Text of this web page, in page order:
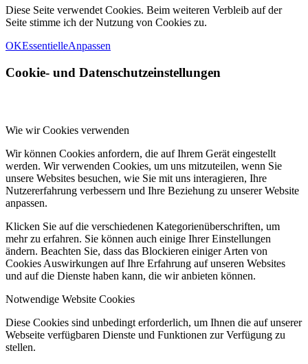
Diese Seite verwendet Cookies. Beim weiteren Verbleib auf der
Seite stimme ich der Nutzung von Cookies zu.
OKEssentielleAnpassen
Cookie- und Datenschutzeinstellungen
Wie wir Cookies verwenden
Wir können Cookies anfordern, die auf Ihrem Gerät eingestellt
werden. Wir verwenden Cookies, um uns mitzuteilen, wenn Sie
unsere Websites besuchen, wie Sie mit uns interagieren, Ihre
Nutzererfahrung verbessern und Ihre Beziehung zu unserer Website
anpassen.
Klicken Sie auf die verschiedenen Kategorienüberschriften, um
mehr zu erfahren. Sie können auch einige Ihrer Einstellungen
ändern. Beachten Sie, dass das Blockieren einiger Arten von
Cookies Auswirkungen auf Ihre Erfahrung auf unseren Websites
und auf die Dienste haben kann, die wir anbieten können.
Notwendige Website Cookies
Diese Cookies sind unbedingt erforderlich, um Ihnen die auf unserer
Webseite verfügbaren Dienste und Funktionen zur Verfügung zu
stellen.